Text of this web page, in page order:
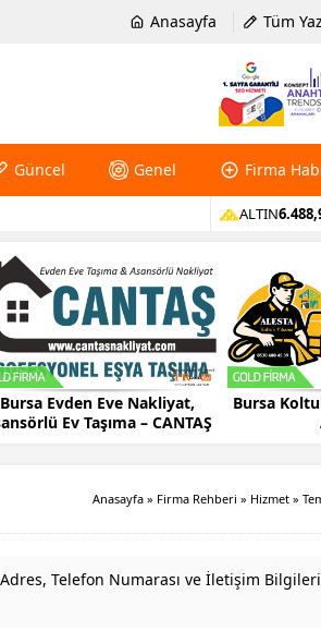
Anasayfa Tüm
Güncel Genel Firma
ALTIN
Evden Eve Nakliyat,
Ev Taşıma – CANTAŞ
Bursa Koltuk
Anasayfa » Firma Rehberi » Hizmet »
Telefon Numarası ve İletişim Bilgileri